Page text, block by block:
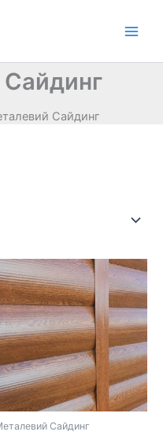
Сайдинг
Сайдинг